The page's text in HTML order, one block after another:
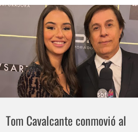
Tom Cavalcante conmovió al